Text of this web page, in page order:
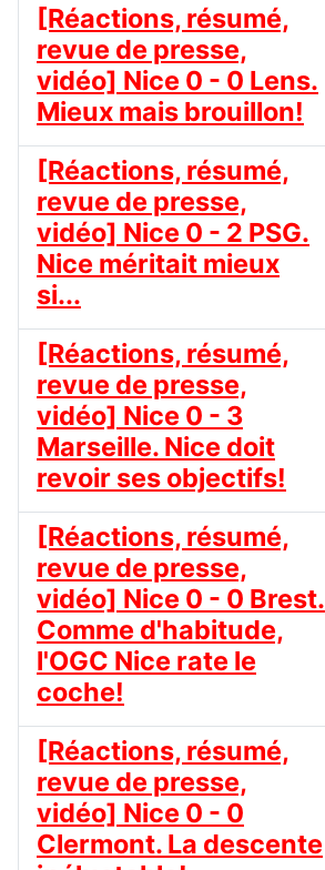
[Réactions, résumé,
revue de presse,
vidéo] Nice 0 - 0 Lens.
Mieux mais brouillon!
[Réactions, résumé,
revue de presse,
vidéo] Nice 0 - 2 PSG.
Nice méritait mieux
si...
[Réactions, résumé,
revue de presse,
vidéo] Nice 0 - 3
Marseille. Nice doit
revoir ses objectifs!
[Réactions, résumé,
revue de presse,
vidéo] Nice 0 - 0 Brest.
Comme d'habitude,
l'OGC Nice rate le
coche!
[Réactions, résumé,
revue de presse,
vidéo] Nice 0 - 0
Clermont. La descente